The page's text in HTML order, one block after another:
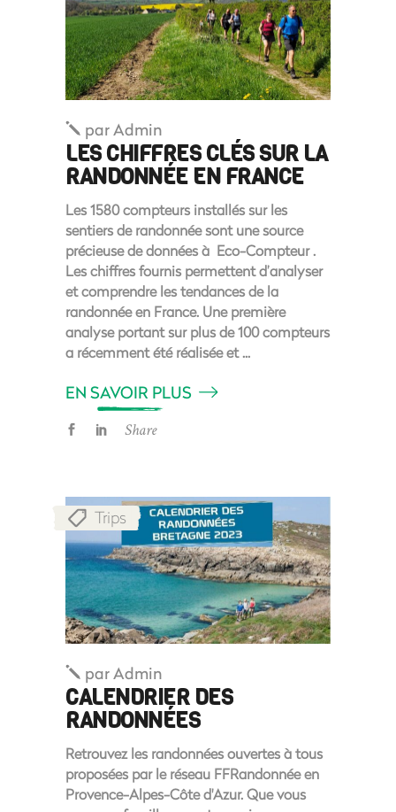
parAdmin
LES CHIFFRES CLÉS SUR LA
RANDONNÉE EN FRANCE
Les 1580 compteurs installés sur les
sentiers de randonnée sont une source
précieuse de données à Eco-Compteur .
Les chiffres fournis permettent d’analyser
et comprendre les tendances de la
randonnée en France. Une première
analyse portant sur plus de 100 compteurs
a récemment été réalisée et
EN SAVOIR PLUS
Share
Trips
parAdmin
CALENDRIER DES
RANDONNÉES
Retrouvez les randonnées ouvertes à tous
proposées par le réseau FFRandonnée en
Provence-Alpes-Côte d'Azur. Que vous